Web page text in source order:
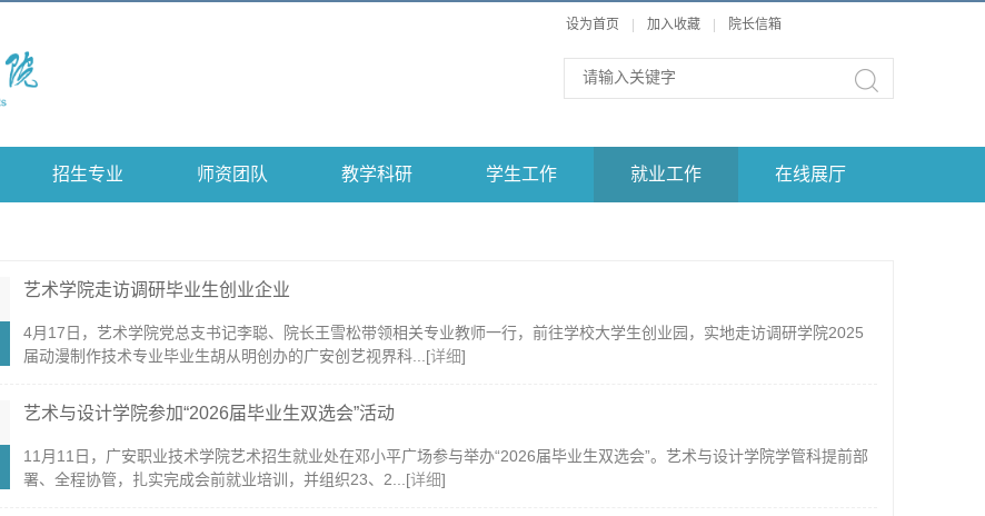
设为首页 加入收藏 院长信箱
招生专业 师资团队 教学科研 学生工作 就业工作 在线展厅
艺术学院走访调研毕业生创业企业
4月17日，艺术学院党总支书记李聪、院长王雪松带领相关专业教师一行，前往学校大学生创业园，实地走访调研学院2025
届动漫制作技术专业毕业生胡从明创办的广安创艺视界科...[详细]
艺术与设计学院参加“2026届毕业生双选会”活动
11月11日，广安职业技术学院艺术招生就业处在邓小平广场参与举办“2026届毕业生双选会”。艺术与设计学院学管科提前部
署、全程协管，扎实完成会前就业培训，并组织23、2...[详细]